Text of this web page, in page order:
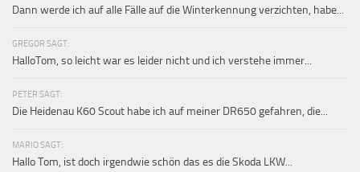
Dann werde ich auf alle Fälle auf die Winterkennung verzichten, habe...
GREGOR SAGT:
HalloTom, so leicht war es leider nicht und ich verstehe immer...
PETER SAGT:
Die Heidenau K60 Scout habe ich auf meiner DR650 gefahren, die...
MARIO SAGT:
Hallo Tom, ist doch irgendwie schön das es die Skoda LKW...